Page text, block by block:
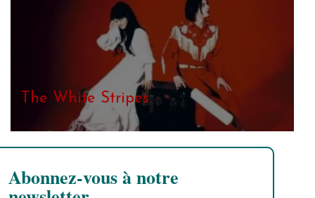
The White Stripes
Abonnez-vous à notre